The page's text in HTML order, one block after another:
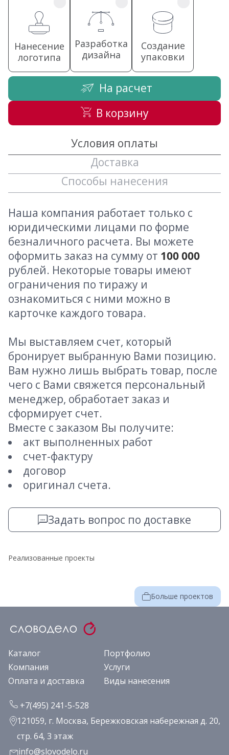
Нанесение
логотипа
Разработка
дизайна
Создание
упаковки
На расчет
В корзину
Условия оплаты
Доставка
Способы нанесения
Наша компания работает только с
юридическими лицами по форме
безналичного расчета. Вы можете
оформить заказ на сумму от 100 000
рублей. Некоторые товары имеют
ограничения по тиражу и
ознакомиться с ними можно в
карточке каждого товара.
Мы выставляем счет, который
бронирует выбранную Вами позицию.
Вам нужно лишь выбрать товар, после
чего с Вами свяжется персональный
менеджер, обработает заказ и
сформирует счет.
Вместе с заказом Вы получите:
акт выполненных работ
счет-фактуру
договор
оригинал счета.
Задать вопрос по доставке
Реализованные проекты
Больше проектов
Каталог
Портфолио
Компания
Услуги
Оплата и доставка
Виды нанесения
+7(495) 241-5-528
121059, г. Москва, Бережковская набережная д. 20,
стр. 64, 3 этаж
info@slovodelo.ru